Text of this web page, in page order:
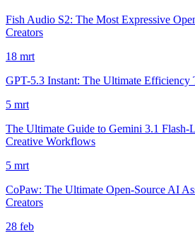
Fish Audio S2: The Most Expressive
Creators
18 mrt
GPT-5.3 Instant: The Ultimate Efficiency
5 mrt
The Ultimate Guide to Gemini 3.1
Creative Workflows
5 mrt
CoPaw: The Ultimate Open-Source AI
Creators
28 feb